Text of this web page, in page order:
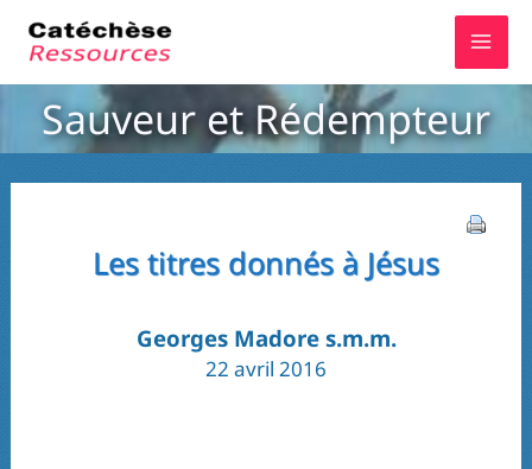
Sauveur et Rédempteur
Les titres donnés à Jésus
Georges Madore s.m.m.
22 avril 2016